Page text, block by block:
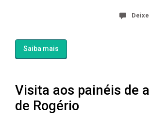
Saiba mais
Visita aos painéis de
de Rogério